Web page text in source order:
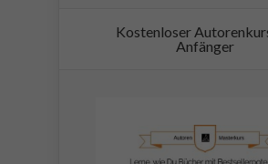
Kostenloser
Anfänger